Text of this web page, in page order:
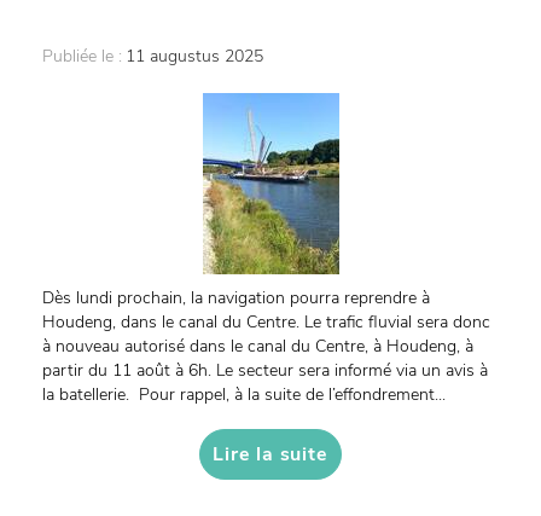
Publiée le : 11 augustus 2025
Dès lundi prochain, la navigation pourra reprendre à
Houdeng, dans le canal du Centre. Le trafic fluvial sera donc
à nouveau autorisé dans le canal du Centre, à Houdeng, à
partir du 11 août à 6h. Le secteur sera informé via un avis à
la batellerie. Pour rappel, à la suite de l’effondrement...
Lire la suite